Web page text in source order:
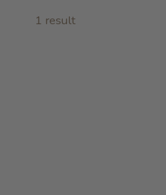
1 result